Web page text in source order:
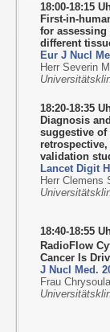
18:00-18:15
First-in-
for
different
Eur J Nucl
Herr Severin
18:20-18:35
Diagnosis
suggestive
validation
Lancet Digit
Herr Clemens
18:40-18:55
RadioFlow
Cancer Is
J Nucl Med.
Frau